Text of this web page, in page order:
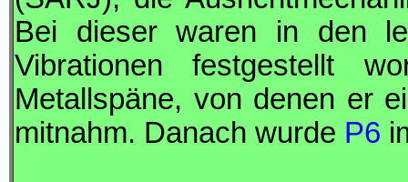
Bei dieser waren in den
Vibrationen festgestellt
Metallspäne, von denen er
mitnahm. Danach wurde P6